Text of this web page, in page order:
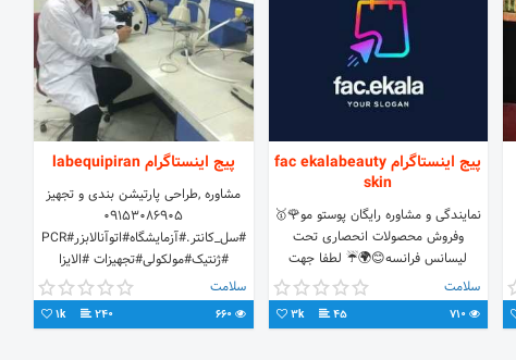
پیج اینستاگرام fac ekalabeauty
skin
نمایندگی و مشاوره رایگان پوستو مو🌹🥇
وفروش محصولات انحصاری تحت
لیسانس فرانسه😊🌍☔ لطفا جهت
مشاوره به دایرکت مراجعه فرمایید🌹🌸
سلامت
710
45
3k
پیج اینستاگرام labequipiran
مشاوره ,طراحی پارتیشن بندی و تجهیز
09153086905
#سل_کانتر.#آزمایشگاه#اتوآنالابزر#PCR
#ژنتیک#مولکولی#تجهیزات #الایزا
#واگذاری_آزمایشگاه
سلامت
660
240
1k